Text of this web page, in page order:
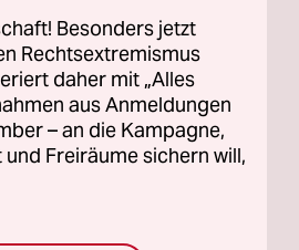
Besonders jetzt
Rechtsextremismus
daher mit „Alles
aus Anmeldungen
– an die Kampagne,
Freiräume sichern will,